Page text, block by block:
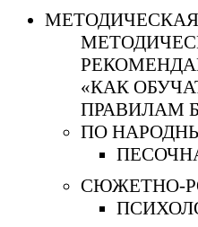
«КАК
ПРАВИЛАМ
ПО
СЮЖЕТНО-